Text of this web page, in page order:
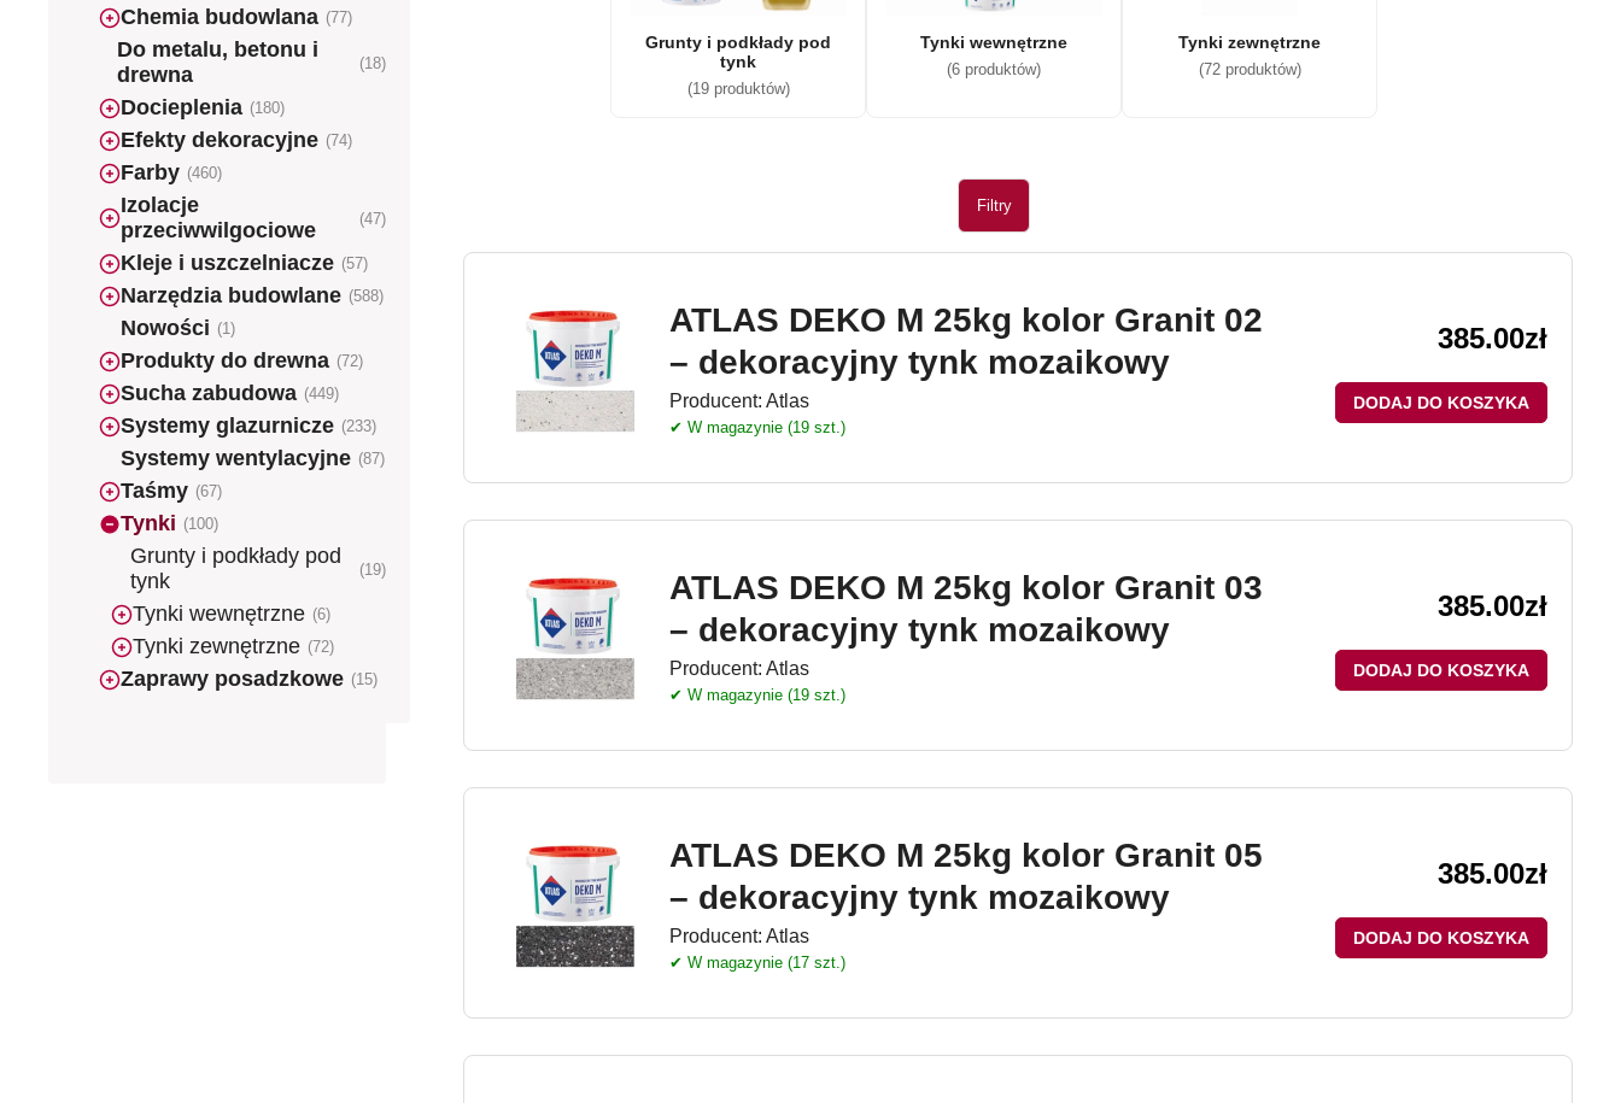
Chemia budowlana (77)
Do metalu, betonu i
drewna
(18)
Docieplenia (180)
Efekty dekoracyjne (74)
Farby (460)
Izolacje
przeciwwilgociowe
(47)
Kleje i uszczelniacze (57)
Narzędzia budowlane (588)
Nowości (1)
Produkty do drewna (72)
Sucha zabudowa (449)
Systemy glazurnicze (233)
Systemy wentylacyjne (87)
Taśmy (67)
Tynki (100)
Grunty i podkłady pod
tynk
(19)
Tynki wewnętrzne (6)
Tynki zewnętrzne (72)
Zaprawy posadzkowe (15)
Grunty i podkłady pod
tynk
(19 produktów)
Tynki wewnętrzne
(6 produktów)
Tynki zewnętrzne
(72 produktów)
Filtry
ATLAS DEKO M 25kg kolor Granit 02
– dekoracyjny tynk mozaikowy
Producent: Atlas
✔ W magazynie (19 szt.)
385.00zł
DODAJ DO KOSZYKA
ATLAS DEKO M 25kg kolor Granit 03
– dekoracyjny tynk mozaikowy
Producent: Atlas
✔ W magazynie (19 szt.)
385.00zł
DODAJ DO KOSZYKA
ATLAS DEKO M 25kg kolor Granit 05
– dekoracyjny tynk mozaikowy
Producent: Atlas
✔ W magazynie (17 szt.)
385.00zł
DODAJ DO KOSZYKA